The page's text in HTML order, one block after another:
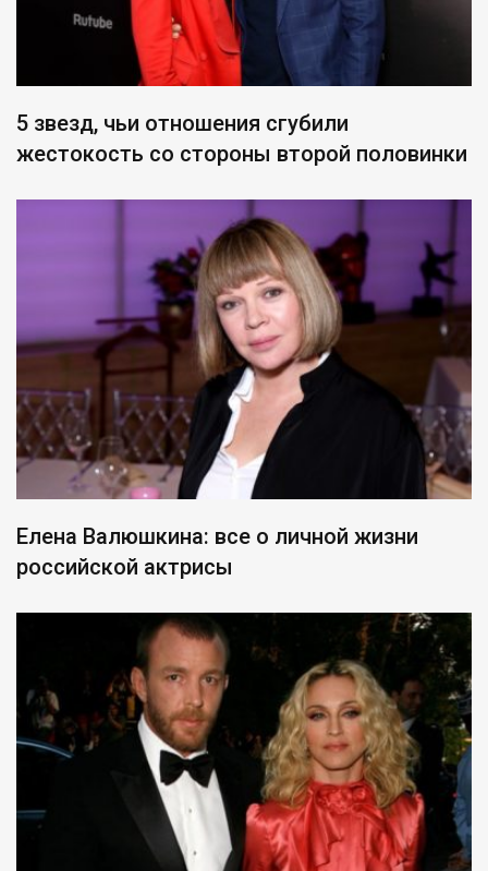
5 звезд, чьи отношения сгубили
жестокость со стороны второй половинки
Елена Валюшкина: все о личной жизни
российской актрисы